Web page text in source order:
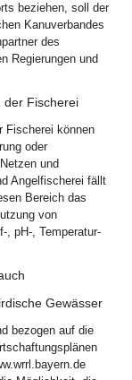
beziehen, soll der
Kanuverbandes
des
Regierungen und
der Fischerei
Fischerei können
oder
und
Angelfischerei fällt
Bereich das
von
, pH-, Temperatur-
Gewässer
bezogen auf die